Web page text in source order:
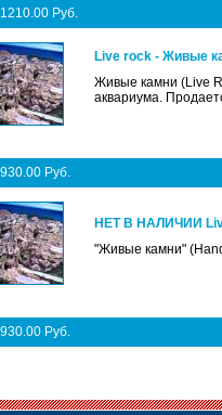
Руб.
Live rock - Живые
Живые камни (Live
аквариума.
Руб.
НЕТ В НАЛИЧИИ
"Живые камни"
Руб.